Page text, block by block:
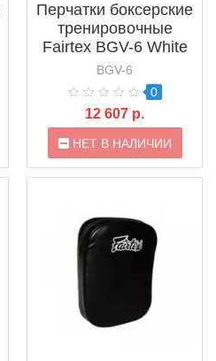
Перчатки боксерские
тренировочные
Fairtex BGV-6 White
BGV-6
0
12 607 р.
НЕТ В НАЛИЧИИ